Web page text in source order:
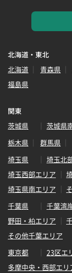
北海道・東北
北海道
青森県
福島県
関東
茨城県
茨城県
栃木県
群馬県
埼玉県
埼玉北
埼玉西部エリア
埼玉県南エリア
千葉県
千葉湾
野田・柏エリア
その他千葉エリア
東京都
23区エ
多摩中央・西部エリ